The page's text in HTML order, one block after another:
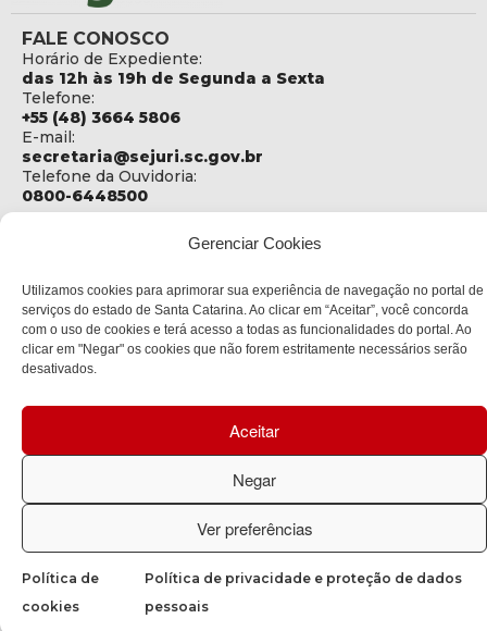
Gerenciar Cookies
Utilizamos cookies para aprimorar sua experiência de navegação no portal de
serviços do estado de Santa Catarina. Ao clicar em “Aceitar”, você concorda
com o uso de cookies e terá acesso a todas as funcionalidades do portal. Ao
clicar em "Negar" os cookies que não forem estritamente necessários serão
desativados.
Aceitar
Negar
Ver preferências
Política de
cookies
Política de privacidade e proteção de dados
pessoais
FALE CONOSCO
Horário de Expediente:
das 12h às 19h de Segunda a Sexta
Telefone:
+55 (48) 3664 5806
E-mail:
secretaria@sejuri.sc.gov.br
Telefone da Ouvidoria:
0800-6448500
SEJURI - Secretaria de Estado de Justiça e Reintegração
Rua Fúlvio Aducci, 1214 - Loja 06
Bairro:
Estreito - Florianópolis - SC
CEP:
Copyright © 2023 Todos os Direitos Reservados SC - Governo de